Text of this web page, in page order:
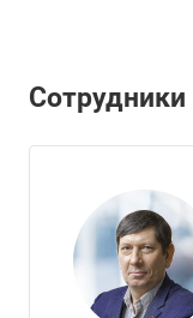
Сотрудники